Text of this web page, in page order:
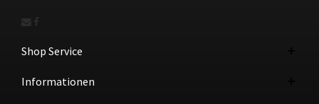
Shop Service
Informationen